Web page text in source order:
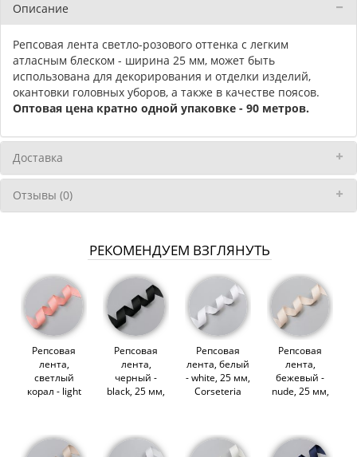
Описание
Репсовая лента светло-розового оттенка с легким
атласным блеском - ширина 25 мм, может быть
использована для декорирования и отделки изделий,
окантовки головных уборов, а также в качестве поясов.
Оптовая цена кратно одной упаковке - 90 метров.
Доставка
Отзывы (0)
РЕКОМЕНДУЕМ ВЗГЛЯНУТЬ
Репсовая
лента,
светлый
корал - light
Репсовая
лента,
черный -
black, 25 мм,
Репсовая
лента, белый
- white, 25 мм,
Corseteria
Репсовая
лента,
бежевый -
nude, 25 мм,